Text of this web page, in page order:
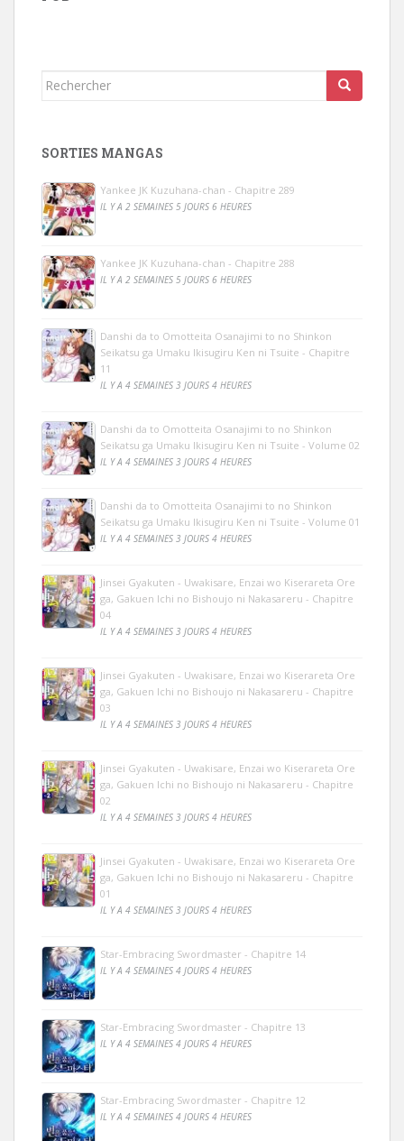
Rechercher...
SORTIES MANGAS
Yankee JK Kuzuhana-chan - Chapitre 289
IL Y A 2 SEMAINES 5 JOURS 6 HEURES
Yankee JK Kuzuhana-chan - Chapitre 288
IL Y A 2 SEMAINES 5 JOURS 6 HEURES
Danshi da to Omotteita Osanajimi to no Shinkon
Seikatsu ga Umaku Ikisugiru Ken ni Tsuite - Chapitre
11
IL Y A 4 SEMAINES 3 JOURS 4 HEURES
Danshi da to Omotteita Osanajimi to no Shinkon
Seikatsu ga Umaku Ikisugiru Ken ni Tsuite - Volume 02
IL Y A 4 SEMAINES 3 JOURS 4 HEURES
Danshi da to Omotteita Osanajimi to no Shinkon
Seikatsu ga Umaku Ikisugiru Ken ni Tsuite - Volume 01
IL Y A 4 SEMAINES 3 JOURS 4 HEURES
Jinsei Gyakuten - Uwakisare, Enzai wo Kiserareta Ore
ga, Gakuen Ichi no Bishoujo ni Nakasareru - Chapitre
04
IL Y A 4 SEMAINES 3 JOURS 4 HEURES
Jinsei Gyakuten - Uwakisare, Enzai wo Kiserareta Ore
ga, Gakuen Ichi no Bishoujo ni Nakasareru - Chapitre
03
IL Y A 4 SEMAINES 3 JOURS 4 HEURES
Jinsei Gyakuten - Uwakisare, Enzai wo Kiserareta Ore
ga, Gakuen Ichi no Bishoujo ni Nakasareru - Chapitre
02
IL Y A 4 SEMAINES 3 JOURS 4 HEURES
Jinsei Gyakuten - Uwakisare, Enzai wo Kiserareta Ore
ga, Gakuen Ichi no Bishoujo ni Nakasareru - Chapitre
01
IL Y A 4 SEMAINES 3 JOURS 4 HEURES
Star-Embracing Swordmaster - Chapitre 14
IL Y A 4 SEMAINES 4 JOURS 4 HEURES
Star-Embracing Swordmaster - Chapitre 13
IL Y A 4 SEMAINES 4 JOURS 4 HEURES
Star-Embracing Swordmaster - Chapitre 12
IL Y A 4 SEMAINES 4 JOURS 4 HEURES